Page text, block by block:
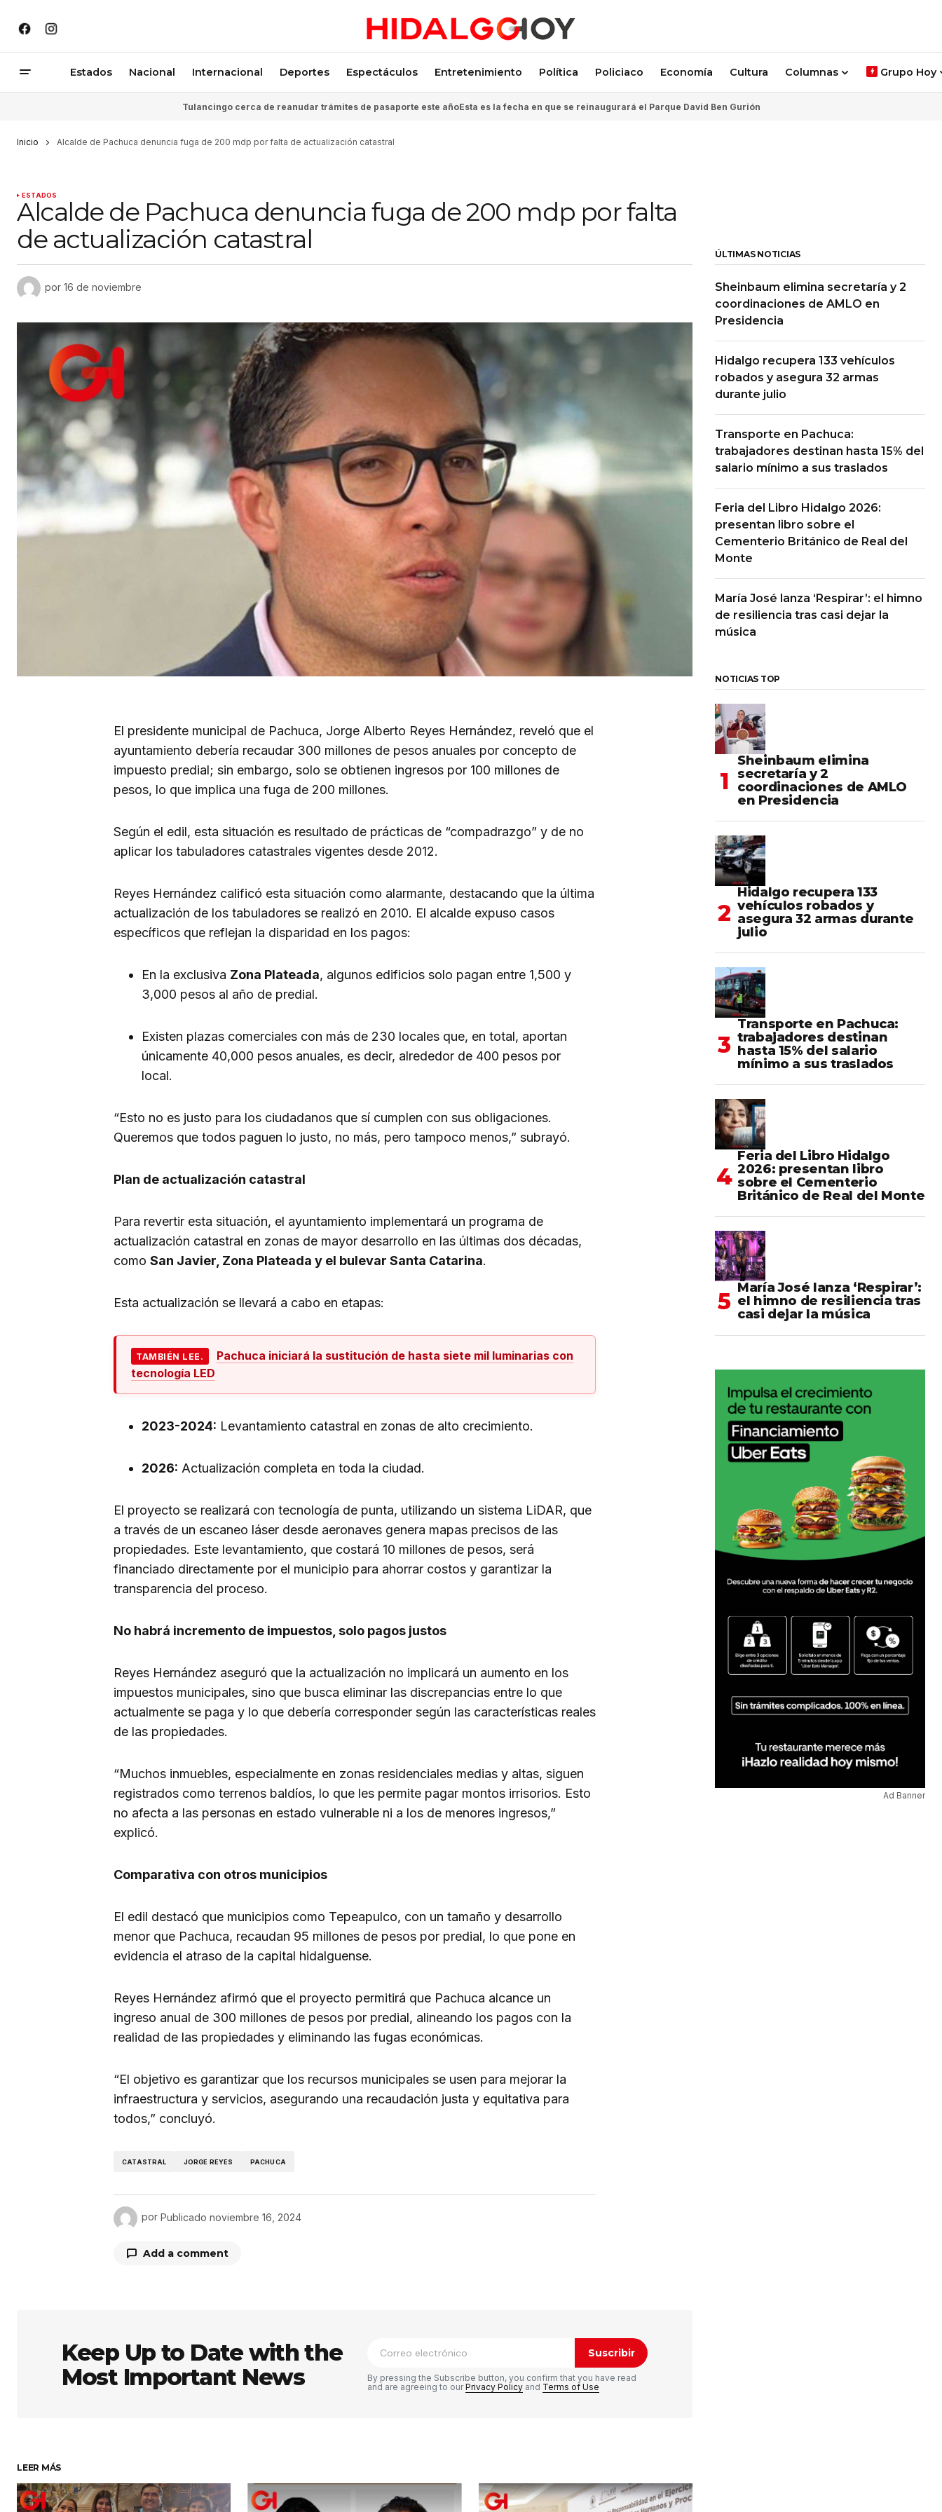
Estados Nacional Internacional Deportes Espectáculos Entretenimiento Política Policiaco Economía Cultura Columnas Grupo Hoy
Tulancingo cerca de reanudar trámites de pasaporte este añoEsta es la fecha en que se reinaugurará el Parque David Ben Gurión
Inicio Alcalde de Pachuca denuncia fuga de 200 mdp por falta de actualización catastral
ESTADOS
Alcalde de Pachuca denuncia fuga de 200 mdp por falta
de actualización catastral
por 16 de noviembre
El presidente municipal de Pachuca, Jorge Alberto Reyes Hernández, reveló que el
ayuntamiento debería recaudar 300 millones de pesos anuales por concepto de
impuesto predial; sin embargo, solo se obtienen ingresos por 100 millones de
pesos, lo que implica una fuga de 200 millones.
Según el edil, esta situación es resultado de prácticas de “compadrazgo” y de no
aplicar los tabuladores catastrales vigentes desde 2012.
Reyes Hernández calificó esta situación como alarmante, destacando que la última
actualización de los tabuladores se realizó en 2010. El alcalde expuso casos
específicos que reflejan la disparidad en los pagos:
En la exclusiva Zona Plateada, algunos edificios solo pagan entre 1,500 y
3,000 pesos al año de predial.
Existen plazas comerciales con más de 230 locales que, en total, aportan
únicamente 40,000 pesos anuales, es decir, alrededor de 400 pesos por
local.
“Esto no es justo para los ciudadanos que sí cumplen con sus obligaciones.
Queremos que todos paguen lo justo, no más, pero tampoco menos,” subrayó.
Plan de actualización catastral
Para revertir esta situación, el ayuntamiento implementará un programa de
actualización catastral en zonas de mayor desarrollo en las últimas dos décadas,
como San Javier, Zona Plateada y el bulevar Santa Catarina.
Esta actualización se llevará a cabo en etapas:
TAMBIÉN LEE.
Pachuca iniciará la sustitución de hasta siete mil luminarias con
tecnología LED
2023-2024: Levantamiento catastral en zonas de alto crecimiento.
2026: Actualización completa en toda la ciudad.
El proyecto se realizará con tecnología de punta, utilizando un sistema LiDAR, que
a través de un escaneo láser desde aeronaves genera mapas precisos de las
propiedades. Este levantamiento, que costará 10 millones de pesos, será
financiado directamente por el municipio para ahorrar costos y garantizar la
transparencia del proceso.
No habrá incremento de impuestos, solo pagos justos
Reyes Hernández aseguró que la actualización no implicará un aumento en los
impuestos municipales, sino que busca eliminar las discrepancias entre lo que
actualmente se paga y lo que debería corresponder según las características reales
de las propiedades.
“Muchos inmuebles, especialmente en zonas residenciales medias y altas, siguen
registrados como terrenos baldíos, lo que les permite pagar montos irrisorios. Esto
no afecta a las personas en estado vulnerable ni a los de menores ingresos,”
explicó.
Comparativa con otros municipios
El edil destacó que municipios como Tepeapulco, con un tamaño y desarrollo
menor que Pachuca, recaudan 95 millones de pesos por predial, lo que pone en
evidencia el atraso de la capital hidalguense.
Reyes Hernández afirmó que el proyecto permitirá que Pachuca alcance un
ingreso anual de 300 millones de pesos por predial, alineando los pagos con la
realidad de las propiedades y eliminando las fugas económicas.
“El objetivo es garantizar que los recursos municipales se usen para mejorar la
infraestructura y servicios, asegurando una recaudación justa y equitativa para
todos,” concluyó.
CATASTRAL JORGE REYES PACHUCA
por Publicado noviembre 16, 2024
Add a comment
Comentario*
Guardar mi nombre, correo electrónico
y sitio web en este navegador para la
Keep Up to Date with the
Most Important News
Suscribir
By pressing the Subscribe button, you confirm that you have read
and are agreeing to ourPrivacy Policy and Terms of Use
LEER MÁS
ÚLTIMAS NOTICIAS
Sheinbaum elimina secretaría y 2
coordinaciones de AMLO en
Presidencia
Hidalgo recupera 133 vehículos
robados y asegura 32 armas
durante julio
Transporte en Pachuca:
trabajadores destinan hasta 15% del
salario mínimo a sus traslados
Feria del Libro Hidalgo 2026:
presentan libro sobre el
Cementerio Británico de Real del
Monte
María José lanza ‘Respirar’: el himno
de resiliencia tras casi dejar la
música
NOTICIAS TOP
Sheinbaum elimina
secretaría y 2
coordinaciones de AMLO
en Presidencia
Hidalgo recupera 133
vehículos robados y
asegura 32 armas durante
julio
Transporte en Pachuca:
trabajadores destinan
hasta 15% del salario
mínimo a sus traslados
Feria del Libro Hidalgo
2026: presentan libro
sobre el Cementerio
Británico de Real del Monte
María José lanza ‘Respirar’:
el himno de resiliencia tras
casi dejar la música
Ad Banner